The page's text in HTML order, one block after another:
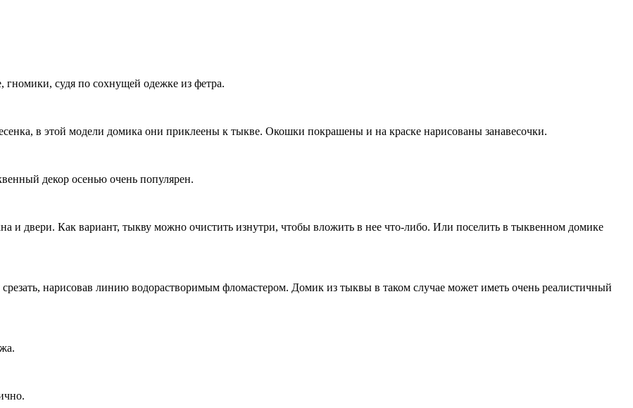
судя по сохнущей одежке из фетра.
в этой модели домика они приклеены к тыкве. Окошки покрашены и на краске нарисованы занавесочки.
декор осенью очень популярен.
и двери. Как вариант, тыкву можно очистить изнутри, чтобы вложить в нее что-либо. Или поселить в тыквенном домике
нарисовав линию водорастворимым фломастером. Домик из тыквы в таком случае может иметь очень реалистичный